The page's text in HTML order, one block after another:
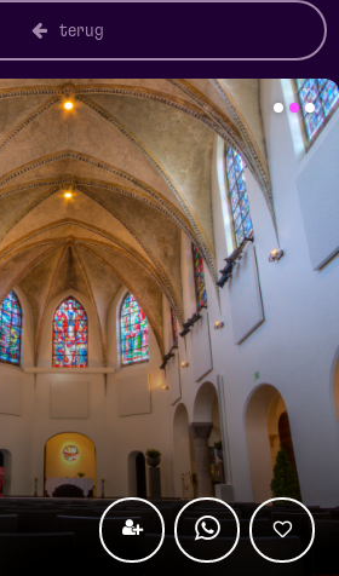
terug